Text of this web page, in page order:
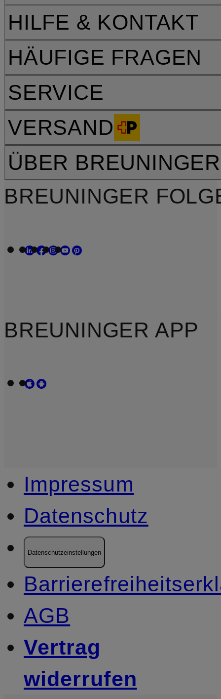
HILFE & KONTAKT
HÄUFIGE FRAGEN
SERVICE
VERSAND
ÜBER BREUNINGER
BREUNINGER
BREUNINGER APP
Impressum
Datenschutz
Datenschutzeinstellungen
AGB
Vertrag
widerrufen